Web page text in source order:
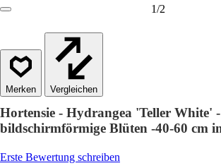
1/2
Vergleichen
Hortensie - Hydrangea 'Teller White'
bildschirmförmige Blüten -40-60 cm
Erste Bewertung schreiben